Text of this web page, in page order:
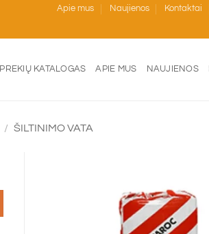
Apie mus Naujienos Kontaktai
PREKIŲ KATALOGAS APIE MUS NAUJIENOS
/ ŠILTINIMO VATA